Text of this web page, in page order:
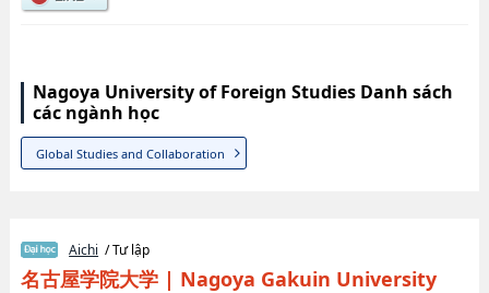
Nagoya University of Foreign Studies Danh sách
các ngành học
Global Studies and Collaboration
Aichi / Tư lập
名古屋学院大学| Nagoya Gakuin University